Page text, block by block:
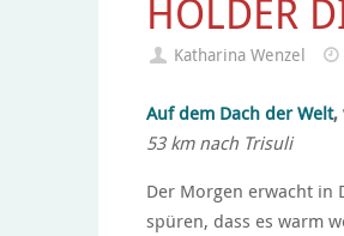
HOLDER
Katharina Wenzel
Auf dem Dach der Welt,
53 km nach Trisuli
Der Morgen erwacht in
spüren, dass es warm